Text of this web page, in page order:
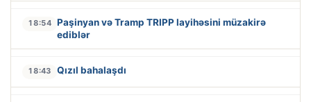
18:54 Paşinyan və Tramp TRIPP layihəsini müzakirə
ediblər
18:43 Qızıl bahalaşdı